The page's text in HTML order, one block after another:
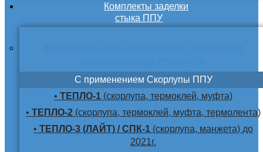
Комплекты заделки
стыка ППУ
С применением Скорлупы ППУ
• ТЕПЛО-1 (скорлупа, термоклей, муфта)
• ТЕПЛО-2 (скорлупа, термоклей, муфта, термолента)
• ТЕПЛО-3 (ЛАЙТ) / СПК-1 (скорлупа, манжета) до
2021г.